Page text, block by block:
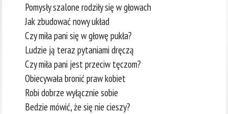
Pomysły szalone rodziły się w głowach
Jak zbudować nowy układ
Czy miła pani się w głowę pukła?
Ludzie ją teraz pytaniami dręczą
Czy miła pani jest przeciw tęczom?
Obiecywała bronić praw kobiet
Robi dobrze wyłącznie sobie
Bedzie mówić, że się nie cieszy?